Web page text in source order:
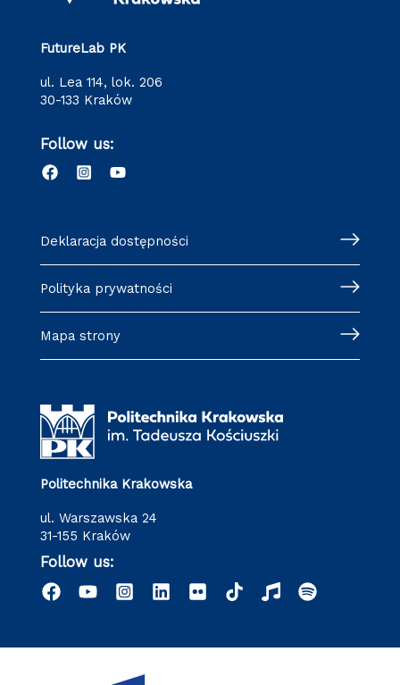
FutureLab PK
ul. Lea 114, lok. 206
30-133 Kraków
Follow us:
Deklaracja dostępności
Polityka prywatności
Mapa strony
Politechnika Krakowska
ul. Warszawska 24
31-155 Kraków
Follow us: